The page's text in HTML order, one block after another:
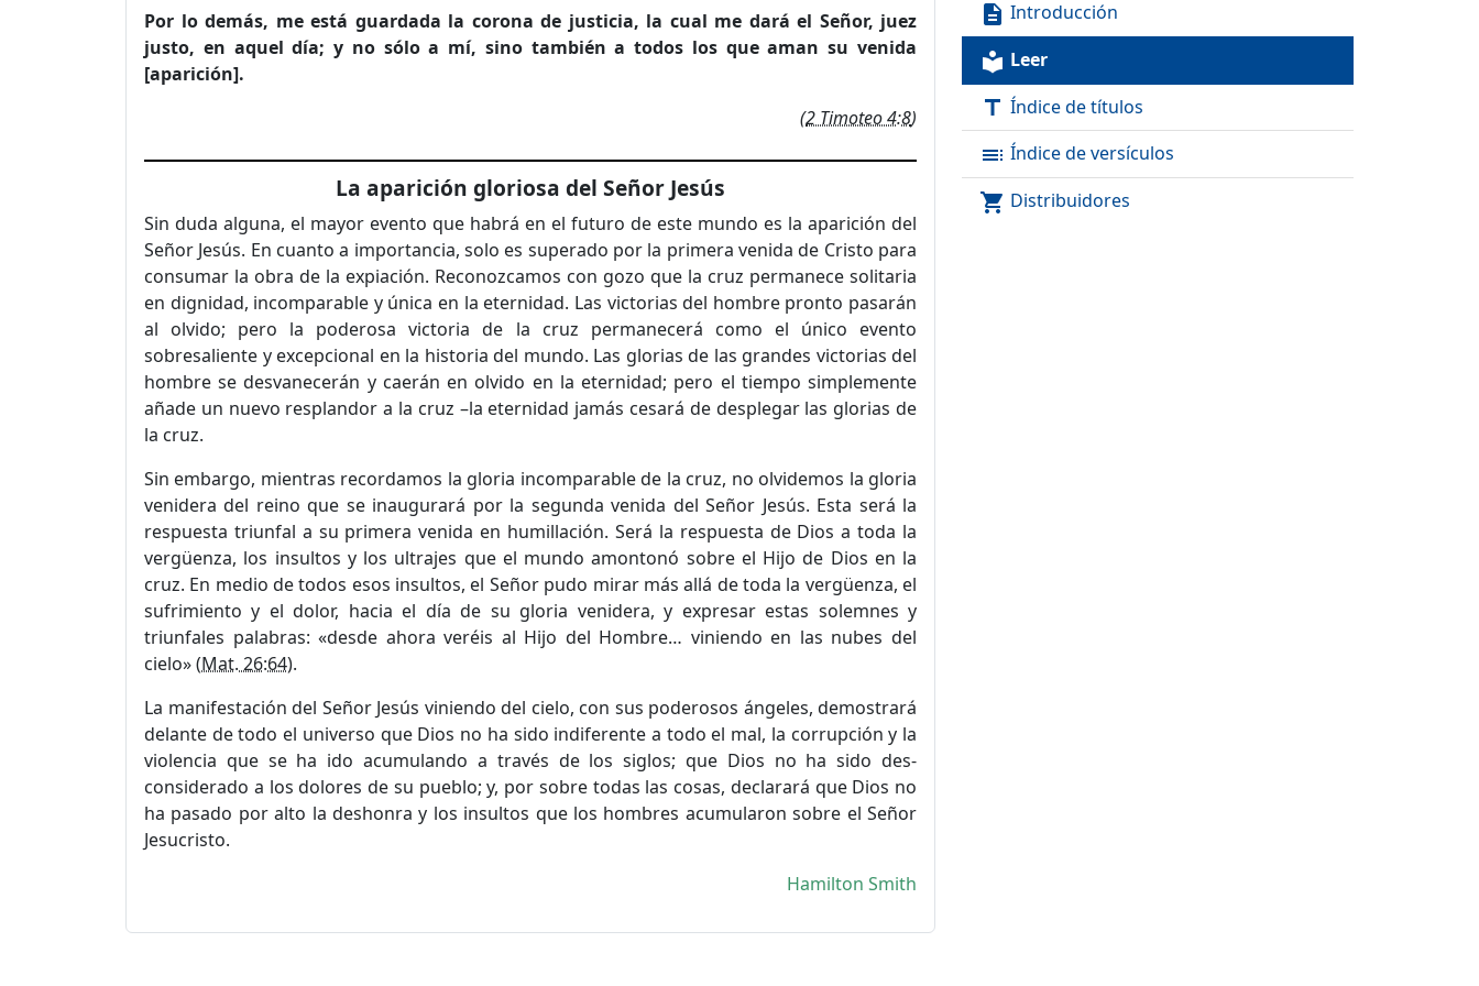
Por lo demás, me está guardada la corona de justicia, la cual me dará el Señor, juez
justo, en aquel día; y no sólo a mí, sino tam­bién a todos los que aman su venida
[aparición].
(2 Timoteo 4:8)
La aparición gloriosa del Señor Jesús
Sin duda alguna, el mayor evento que habrá en el futuro de este mundo es la aparición del
Señor Jesús. En cuanto a importancia, solo es superado por la primera venida de Cristo para
consumar la obra de la expiación. Reconozcamos con gozo que la cruz perma­nece solitaria
en dignidad, incomparable y única en la eternidad. Las victorias del hombre pronto pasarán
al olvido; pero la poderosa victoria de la cruz permanecerá como el único evento
sobresaliente y excepcional en la historia del mundo. Las glorias de las grandes victorias del
hombre se desvanecerán y caerán en olvido en la eter­nidad; pero el tiempo simplemente
añade un nuevo resplandor a la cruz –la eternidad jamás cesará de desplegar las glorias de
la cruz.
Sin embargo, mientras recordamos la gloria incomparable de la cruz, no olvidemos la gloria
venidera del reino que se inaugurará por la segunda venida del Señor Jesús. Esta será la
respuesta triunfal a su primera venida en humillación. Será la respuesta de Dios a toda la
vergüenza, los insultos y los ultrajes que el mundo amontonó sobre el Hijo de Dios en la
cruz. En medio de todos esos insultos, el Señor pudo mirar más allá de toda la vergüenza, el
sufrimiento y el dolor, hacia el día de su gloria venidera, y expresar estas solem­nes y
triunfales palabras: «desde ahora veréis al Hijo del Hombre… viniendo en las nubes del
cielo» (Mat. 26:64).
La manifestación del Señor Jesús viniendo del cielo, con sus pode­rosos ángeles, demostrará
delante de todo el universo que Dios no ha sido indiferente a todo el mal, la corrupción y la
violencia que se ha ido acumulando a través de los siglos; que Dios no ha sido des­
considerado a los dolores de su pueblo; y, por sobre todas las cosas, declarará que Dios no
ha pasado por alto la deshonra y los insultos que los hombres acumularon sobre el Señor
Jesucristo.
Hamilton Smith
description Introducción
local_library Leer
title Índice de títulos
toc Índice de versículos
shopping_cart Distribuidores